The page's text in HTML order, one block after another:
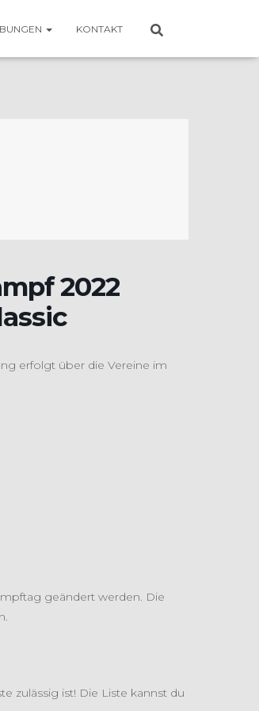
KONTAKT
2022
erfolgt über die Vereine im
geändert werden. Die
zulässig ist! Die Liste kannst du